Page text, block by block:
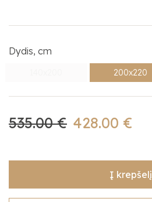
Dydis, cm
200x220
428.00 €
535.00 €
Į krepšelį